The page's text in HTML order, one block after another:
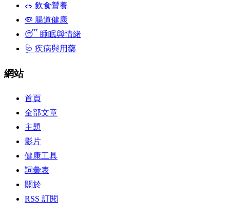
🥗 飲食營養
🦠 腸道健康
😴 睡眠與情緒
🩺 疾病與用藥
網站
首頁
全部文章
主題
影片
健康工具
詞彙表
關於
RSS 訂閱